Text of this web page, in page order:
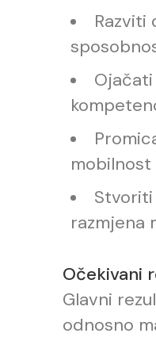
Razviti
mobilnost
razmjena
Očekivani
Glavni
odnosno